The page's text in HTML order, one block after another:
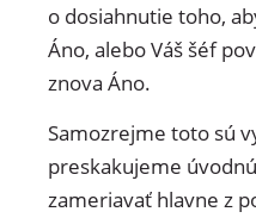
o dosiahnutie toho,
Áno, alebo Váš šéf
znova Áno.
Samozrejme toto sú
preskakujeme
zameriavať hlavne z